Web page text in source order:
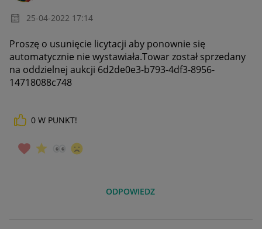
‎25-04-2022 17:14
Proszę o usunięcie licytacji aby ponownie się
automatycznie nie wystawiała.Towar został sprzedany
na oddzielnej aukcji 6d2de0e3-b793-4df3-8956-
14718088c748
0 W PUNKT!
ODPOWIEDZ